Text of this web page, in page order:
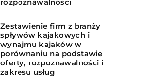
rozpoznawalności
Zestawienie firm z branży
spływów kajakowych i
wynajmu kajaków w
porównaniu na podstawie
oferty, rozpoznawalności i
zakresu usług